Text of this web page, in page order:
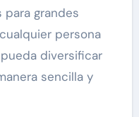
grandes
persona
diversificar
sencilla y